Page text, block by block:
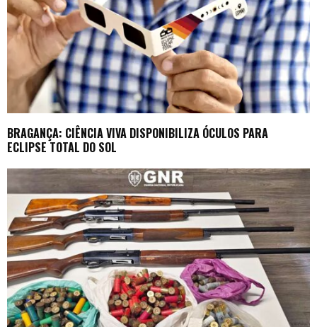
BRAGANÇA: CIÊNCIA VIVA DISPONIBILIZA ÓCULOS PARA
ECLIPSE TOTAL DO SOL